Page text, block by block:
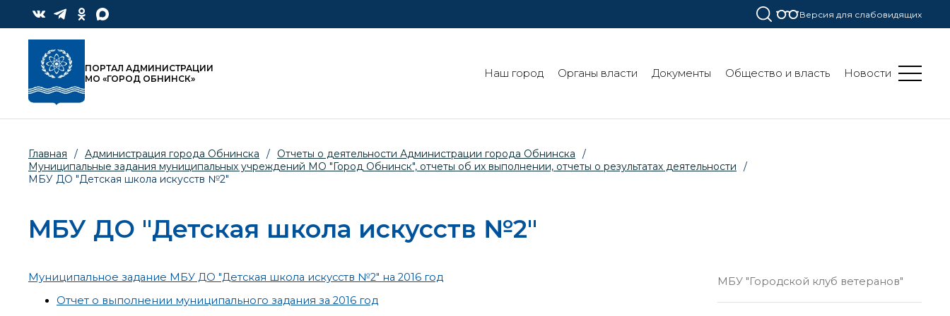
Версия для слабовидящих
ПОРТАЛ АДМИНИСТРАЦИИ
МО «ГОРОД ОБНИНСК»
Наш город Органы власти Документы Общество и власть Новости
Главная / Администрация города Обнинска / Отчеты о деятельности Администрации города Обнинска
/
Муниципальные задания муниципальных учреждений МО "Город Обнинск", отчеты об их выполнении, отчеты о результатах деятельности
/
МБУ ДО "Детская школа искусств №2"
МБУ ДО "Детская школа искусств №2"
Муниципальное задание МБУ ДО "Детская школа искусств №2" на 2016 год
Отчет о выполнении муниципального задания за 2016 год
МБУ "Городской клуб ветеранов"